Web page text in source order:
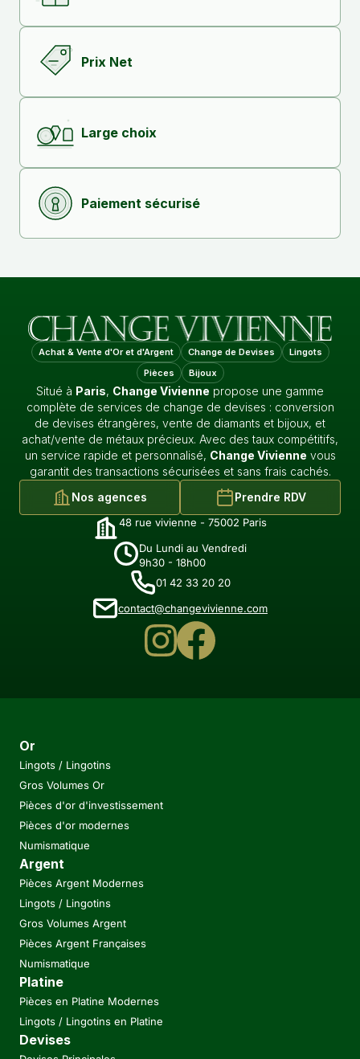
Prix Net
Large choix
Paiement sécurisé
Achat & Vente d'Or et d'Argent Change de Devises
Lingots
Pièces
Bijoux
Situé à Paris, Change Vivienne propose une gamme
complète de services de change de devises : conversion
de devises étrangères, vente de diamants et bijoux, et
achat/vente de métaux précieux. Avec des taux compétitifs,
un service rapide et personnalisé, Change Vivienne vous
garantit des transactions sécurisées et sans frais cachés.
Nos agences
Prendre RDV
48 rue vivienne - 75002 Paris
Du Lundi au Vendredi
9h30 - 18h00
01 42 33 20 20
contact@changevivienne.com
Or
Lingots / Lingotins
Gros Volumes Or
Pièces d'or d'investissement
Pièces d'or modernes
Numismatique
Argent
Pièces Argent Modernes
Lingots / Lingotins
Gros Volumes Argent
Pièces Argent Françaises
Numismatique
Platine
Pièces en Platine Modernes
Lingots / Lingotins en Platine
Devises